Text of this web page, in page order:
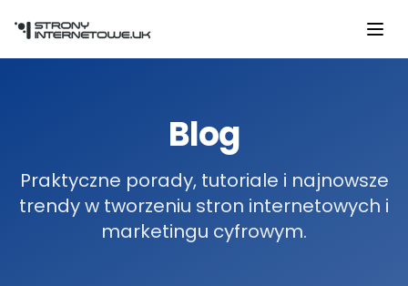
Blog
Praktyczne porady, tutoriale i najnowsze
trendy w tworzeniu stron internetowych i
marketingu cyfrowym.